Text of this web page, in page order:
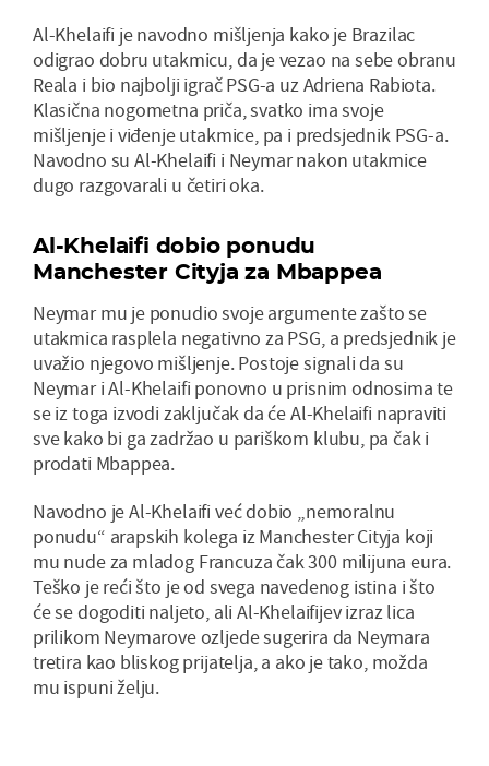
Al-Khelaifi je navodno mišljenja kako je Brazilac
odigrao dobru utakmicu, da je vezao na sebe obranu
Reala i bio najbolji igrač PSG-a uz Adriena Rabiota.
Klasična nogometna priča, svatko ima svoje
mišljenje i viđenje utakmice, pa i predsjednik PSG-a.
Navodno su Al-Khelaifi i Neymar nakon utakmice
dugo razgovarali u četiri oka.
Al-Khelaifi dobio ponudu
Manchester Cityja za Mbappea
Neymar mu je ponudio svoje argumente zašto se
utakmica rasplela negativno za PSG, a predsjednik je
uvažio njegovo mišljenje. Postoje signali da su
Neymar i Al-Khelaifi ponovno u prisnim odnosima te
se iz toga izvodi zaključak da će Al-Khelaifi napraviti
sve kako bi ga zadržao u pariškom klubu, pa čak i
prodati Mbappea.
Navodno je Al-Khelaifi već dobio „nemoralnu
ponudu“ arapskih kolega iz Manchester Cityja koji
mu nude za mladog Francuza čak 300 milijuna eura.
Teško je reći što je od svega navedenog istina i što
će se dogoditi naljeto, ali Al-Khelaifijev izraz lica
prilikom Neymarove ozljede sugerira da Neymara
tretira kao bliskog prijatelja, a ako je tako, možda
mu ispuni želju.